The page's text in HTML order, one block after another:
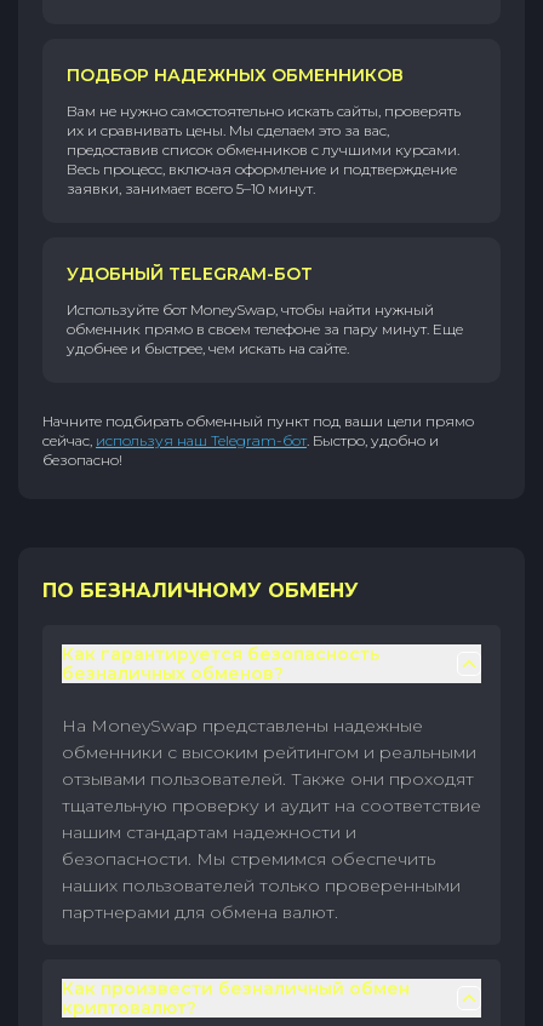
ПОДБОР НАДЕЖНЫХ ОБМЕННИКОВ
Вам не нужно самостоятельно искать сайты, проверять
их и сравнивать цены. Мы сделаем это за вас,
предоставив список обменников с лучшими курсами.
Весь процесс, включая оформление и подтверждение
заявки, занимает всего 5–10 минут.
УДОБНЫЙ TELEGRAM-БОТ
Используйте бот MoneySwap, чтобы найти нужный
обменник прямо в своем телефоне за пару минут. Еще
удобнее и быстрее, чем искать на сайте.
Начните подбирать обменный пункт под ваши цели прямо
сейчас, используя наш Telegram-бот. Быстро, удобно и
безопасно!
ПО БЕЗНАЛИЧНОМУ ОБМЕНУ
Как гарантируется безопасность
безналичных обменов?
На MoneySwap представлены надежные
обменники с высоким рейтингом и реальными
отзывами пользователей. Также они проходят
тщательную проверку и аудит на соответствие
нашим стандартам надежности и
безопасности. Мы стремимся обеспечить
наших пользователей только проверенными
партнерами для обмена валют.
Как произвести безналичный обмен
криптовалют?